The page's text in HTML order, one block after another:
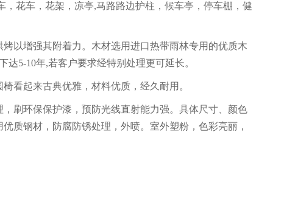
花车，花架，凉亭,马路路边护柱，候车亭，停车棚，健
以增强其附着力。木材选用进口热带雨林专用的优质木
5-10年,若客户要求经特别处理更可延长。
看起来古典优雅，材料优质，经久耐用。
刷环保保护漆，预防光线直射能力强。具体尺寸、颜色
质钢材，防腐防锈处理，外喷。室外塑粉，色彩亮丽，